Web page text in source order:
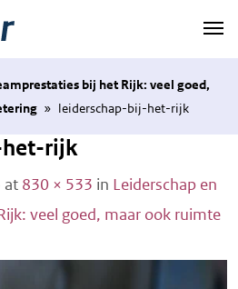
bij het Rijk: veel goed,
» leiderschap-bij-het-rijk
rijk
at 830 × 533 in Leiderschap en
veel goed, maar ook ruimte